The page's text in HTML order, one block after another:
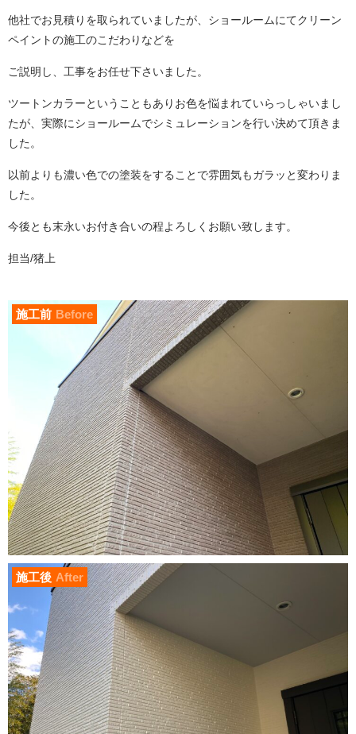
他社でお見積りを取られていましたが、ショールームにてクリーン
ペイントの施工のこだわりなどを
ご説明し、工事をお任せ下さいました。
ツートンカラーということもありお色を悩まれていらっしゃいまし
たが、実際にショールームでシミュレーションを行い決めて頂きま
した。
以前よりも濃い色での塗装をすることで雰囲気もガラッと変わりま
した。
今後とも末永いお付き合いの程よろしくお願い致します。
担当/猪上
施工前 Before
施工後 After